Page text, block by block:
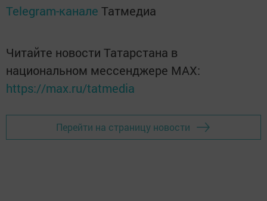
Telegram-канале Татмедиа
Читайте новости Татарстана в
национальном мессенджере MАХ:
https://max.ru/tatmedia
Перейти на страницу новости